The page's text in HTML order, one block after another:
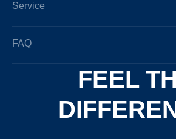
Service
FAQ
FEEL